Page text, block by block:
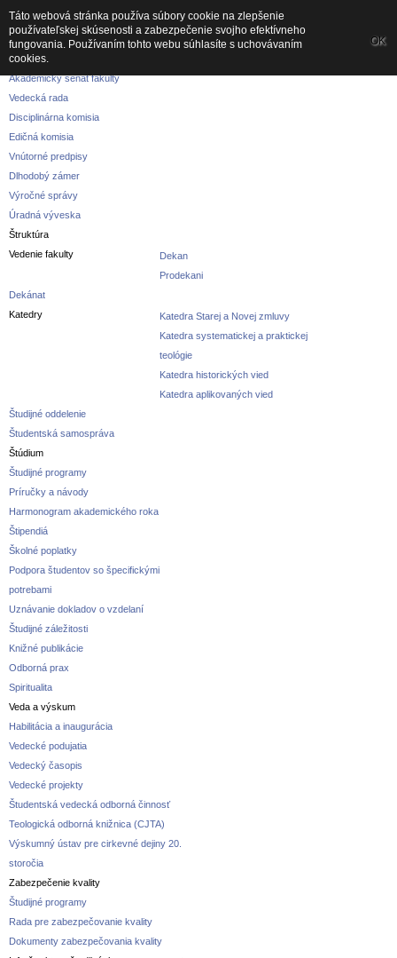
Fakulta
O fakulte
Akademický senát fakulty
Vedecká rada
Disciplinárna komisia
Edičná komisia
Vnútorné predpisy
Dlhodobý zámer
Výročné správy
Úradná výveska
Štruktúra
Vedenie fakulty
Dekan
Prodekani
Dekánat
Katedry
Katedra Starej a Novej zmluvy
Katedra systematickej a praktickej
teológie
Katedra historických vied
Katedra aplikovaných vied
Študijné oddelenie
Študentská samospráva
Štúdium
Študijné programy
Príručky a návody
Harmonogram akademického roka
Štipendiá
Školné poplatky
Podpora študentov so špecifickými
potrebami
Uznávanie dokladov o vzdelaní
Študijné záležitosti
Knižné publikácie
Odborná prax
Spiritualita
Veda a výskum
Habilitácia a inaugurácia
Vedecké podujatia
Vedecký časopis
Vedecké projekty
Študentská vedecká odborná činnosť
Teologická odborná knižnica (CJTA)
Výskumný ústav pre cirkevné dejiny 20.
storočia
Zabezpečenie kvality
Študijné programy
Rada pre zabezpečovanie kvality
Dokumenty zabezpečovania kvality
Táto webová stránka používa súbory cookie na zlepšenie
používateľskej skúsenosti a zabezpečenie svojho efektívneho
fungovania. Používaním tohto webu súhlasíte s uchovávaním
cookies.
OK